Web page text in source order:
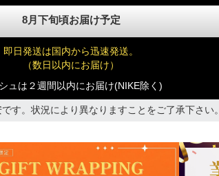
8月下旬頃お届け予定
即日発送は国内から迅速発送。
（数日以内にお届け）
ュは２週間以内にお届け(NIKE除く)
す。状況により異なりますことをご了承下さい。